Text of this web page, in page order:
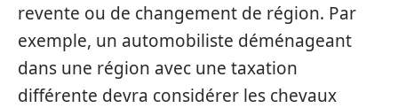
revente ou de changement de région. Par
exemple, un automobiliste déménageant
dans une région avec une taxation
différente devra considérer les chevaux